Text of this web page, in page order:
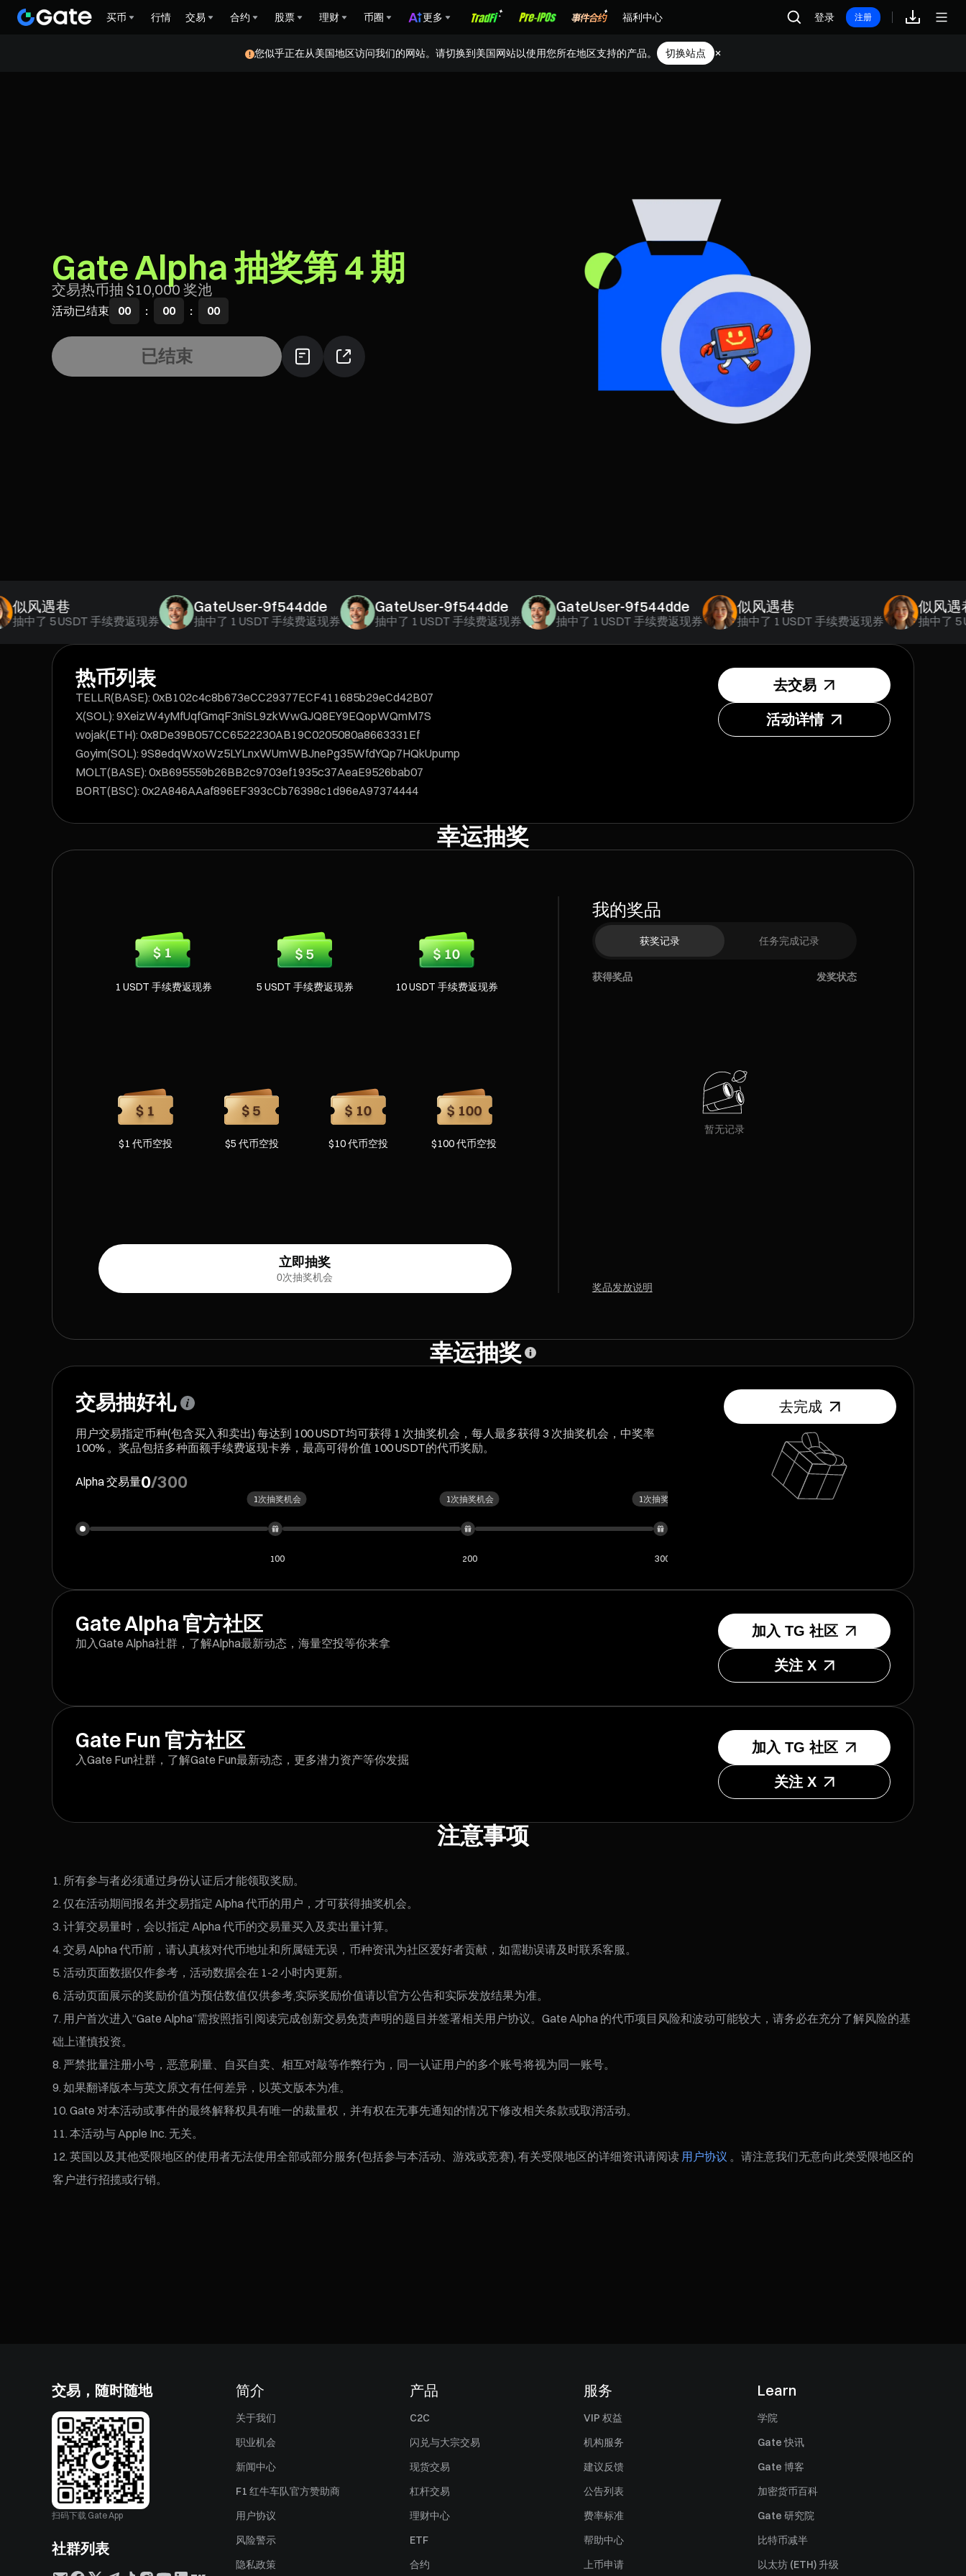
买币 行情 交易 合约 股票 理财 币圈 更多 福利中心 登录 注册
您似乎正在从美国地区访问我们的网站。请切换到美国网站以使用您所在地区支持的产品。 切换站点
Gate Alpha 抽奖第 4 期
交易热币抽 $10,000 奖池
活动已结束 00 : 00 : 00
已结束
遇巷
了5 USDT 手续费返现券
GateUser-9f544dde
抽中了1 USDT 手续费返现券
GateUser-9f544dde
抽中了1 USDT 手续费返现券
GateUser-9f544dde
抽中了1 USDT 手续费返现券
似风遇巷
抽中了1 USDT 手续费返现券
似风遇巷
抽中了5
热币列表
TELLR(BASE): 0xB102c4c8b673eCC29377ECF411685b29eCd42B07
X(SOL): 9XeizW4yMfUqfGmqF3niSL9zkWwGJQ8EY9EQopWQmM7S
wojak(ETH): 0x8De39B057CC6522230AB19C0205080a8663331Ef
Goyim(SOL): 9S8edqWxoWz5LYLnxWUmWBJnePg35WfdYQp7HQkUpump
MOLT(BASE): 0xB695559b26BB2c9703ef1935c37AeaE9526bab07
BORT(BSC): 0x2A846AAaf896EF393cCb76398c1d96eA97374444
去交易
活动详情
幸运抽奖
1 USDT 手续费返现券 5 USDT 手续费返现券 10 USDT 手续费返现券
$1 代币空投 $5 代币空投 $10 代币空投 $100 代币空投
立即抽奖
0次抽奖机会
我的奖品
获奖记录 任务完成记录
获得奖品 发奖状态
暂无记录
奖品发放说明
幸运抽奖
交易抽好礼
用户交易指定币种(包含买入和卖出) 每达到 100 USDT均可获得 1 次抽奖机会，每人最多获得 3 次抽奖机会，中奖率
100% 。奖品包括多种面额手续费返现卡券，最高可得价值 100 USDT的代币奖励。
Alpha 交易量0/300
1次抽奖机会
100
1次抽奖机会
200
1次抽奖机会
300
去完成
Gate Alpha 官方社区
加入Gate Alpha社群，了解Alpha最新动态，海量空投等你来拿
加入 TG 社区
关注 X
Gate Fun 官方社区
入Gate Fun社群，了解Gate Fun最新动态，更多潜力资产等你发掘
加入 TG 社区
关注 X
注意事项
所有参与者必须通过身份认证后才能领取奖励。
仅在活动期间报名并交易指定 Alpha 代币的用户，才可获得抽奖机会。
计算交易量时，会以指定 Alpha 代币的交易量买入及卖出量计算。
交易 Alpha 代币前，请认真核对代币地址和所属链无误，币种资讯为社区爱好者贡献，如需勘误请及时联系客服。
活动页面数据仅作参考，活动数据会在 1-2 小时内更新。
活动页面展示的奖励价值为预估数值仅供参考,实际奖励价值请以官方公告和实际发放结果为准。
用户首次进入“Gate Alpha”需按照指引阅读完成创新交易免责声明的题目并签署相关用户协议。Gate Alpha 的代币项目风险和波动可能较大，请务必在充分了解风险的基
础上谨慎投资。
严禁批量注册小号，恶意刷量、自买自卖、相互对敲等作弊行为，同一认证用户的多个账号将视为同一账号。
如果翻译版本与英文原文有任何差异，以英文版本为准。
Gate 对本活动或事件的最终解释权具有唯一的裁量权，并有权在无事先通知的情况下修改相关条款或取消活动。
本活动与 Apple Inc. 无关。
英国以及其他受限地区的使用者无法使用全部或部分服务(包括参与本活动、游戏或竞赛), 有关受限地区的详细资讯请阅读 用户协议 。请注意我们无意向此类受限地区的
客户进行招揽或行销。
交易，随时随地
扫码下载 Gate App
社群列表
简介
关于我们
职业机会
新闻中心
F1 红牛车队官方赞助商
用户协议
风险警示
隐私政策
产品
C2C
闪兑与大宗交易
现货交易
杠杆交易
理财中心
ETF
合约
服务
VIP 权益
机构服务
建议反馈
公告列表
费率标准
帮助中心
上币申请
Learn
学院
Gate 快讯
Gate 博客
加密货币百科
Gate 研究院
比特币减半
以太坊 (ETH) 升级